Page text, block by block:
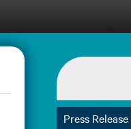
Press Release